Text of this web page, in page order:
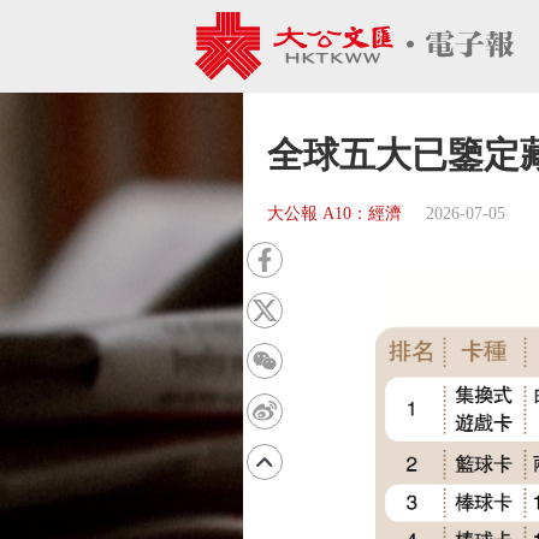
全球五大已鑒定
大公報 A10：經濟 2026-07-05